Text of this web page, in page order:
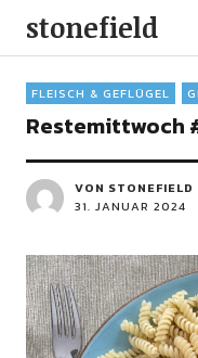
stonefield
FLEISCH & GEFLÜGEL
Restemittwoch
VON STONEFIELD
31. JANUAR 2024